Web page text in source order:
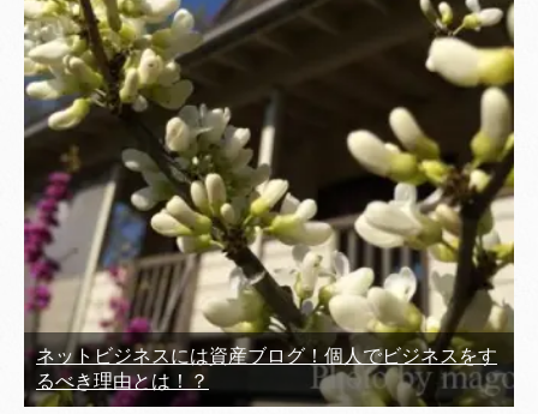
ネットビジネスには資産ブログ！個人でビジネスをす
るべき理由とは！？